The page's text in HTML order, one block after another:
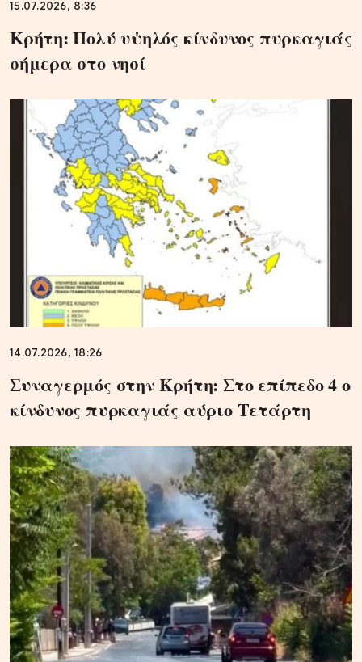
15.07.2026, 8:36
Κρήτη: Πολύ υψηλός κίνδυνος πυρκαγιάς
σήμερα στο νησί
14.07.2026, 18:26
Συναγερμός στην Κρήτη: Στο επίπεδο 4 ο
κίνδυνος πυρκαγιάς αύριο Τετάρτη